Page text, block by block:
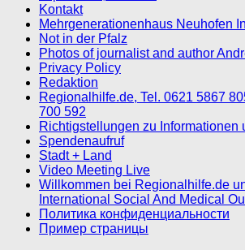
Kontakt
Mehrgenerationenhaus Neuhofen
Not in der Pfalz
Photos of journalist and author
Privacy Policy
Redaktion
Regionalhilfe.de, Tel. 0621 5867
700 592
Richtigstellungen zu Informationen
Spendenaufruf
Stadt + Land
Video Meeting Live
Willkommen bei Regionalhilfe.de
International Social And Medical
Политика конфиденциальности
Пример страницы